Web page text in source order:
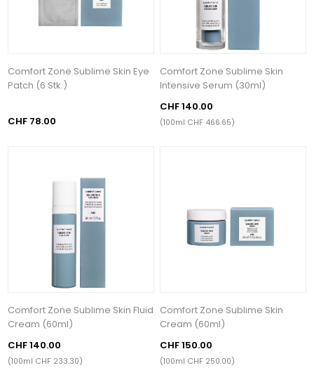
Comfort Zone Sublime Skin Eye
Patch (6 Stk.)
CHF 78.00
Comfort Zone Sublime Skin
Intensive Serum (30ml)
CHF 140.00
(100ml CHF 466.65)
Comfort Zone Sublime Skin Fluid
Cream (60ml)
CHF 140.00
(100ml CHF 233.30)
Comfort Zone Sublime Skin
Cream (60ml)
CHF 150.00
(100ml CHF 250.00)